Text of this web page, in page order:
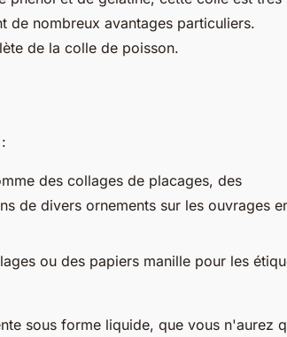
de nombreux avantages particuliers.
de la colle de poisson.
des collages de placages, des
de divers ornements sur les ouvrages
ou des papiers manille pour les
sous forme liquide, que vous n'aurez